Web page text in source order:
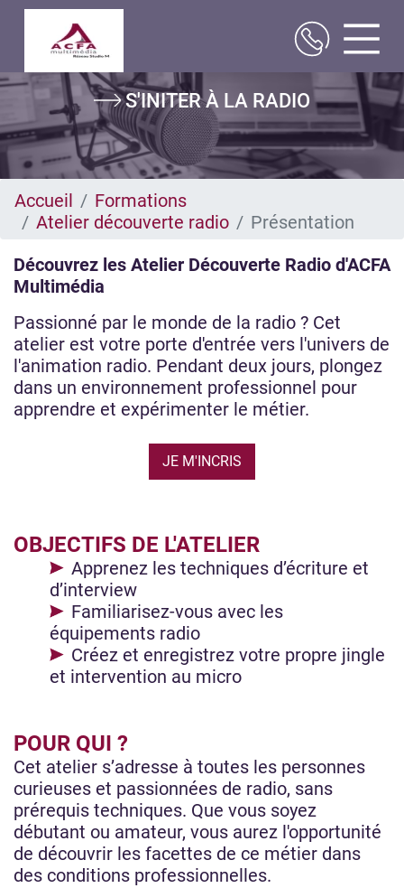
Aller
contenu
principal
S'INITER À LA RADIO
Accueil
Formations
Atelier découverte radio
Présentation
Découvrez les Atelier Découverte Radio d'ACFA
Multimédia
Passionné par le monde de la radio ? Cet
atelier est votre porte d'entrée vers l'univers de
l'animation radio. Pendant deux jours, plongez
dans un environnement professionnel pour
apprendre et expérimenter le métier.
JE M'INCRIS
OBJECTIFS DE L'ATELIER
Apprenez les techniques d’écriture et
d’interview
Familiarisez-vous avec les
équipements radio
Créez et enregistrez votre propre jingle
et intervention au micro
POUR QUI ?
Cet atelier s’adresse à toutes les personnes
curieuses et passionnées de radio, sans
prérequis techniques. Que vous soyez
débutant ou amateur, vous aurez l'opportunité
de découvrir les facettes de ce métier dans
des conditions professionnelles.